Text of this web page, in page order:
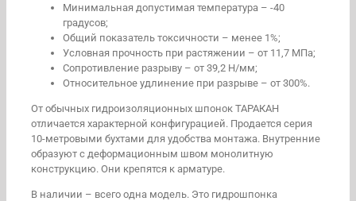
Минимальная допустимая температура – -40
градусов;
Общий показатель токсичности – менее 1%;
Условная прочность при растяжении – от 11,7 МПа;
Сопротивление разрыву – от 39,2 Н/мм;
Относительное удлинение при разрыве – от 300%.
От обычных гидроизоляционных шпонок ТАРАКАН
отличается характерной конфигурацией. Продается серия
10-метровыми бухтами для удобства монтажа. Внутренние
образуют с деформационным швом монолитную
конструкцию. Они крепятся к арматуре.
В наличии – всего одна модель. Это гидрошпонка